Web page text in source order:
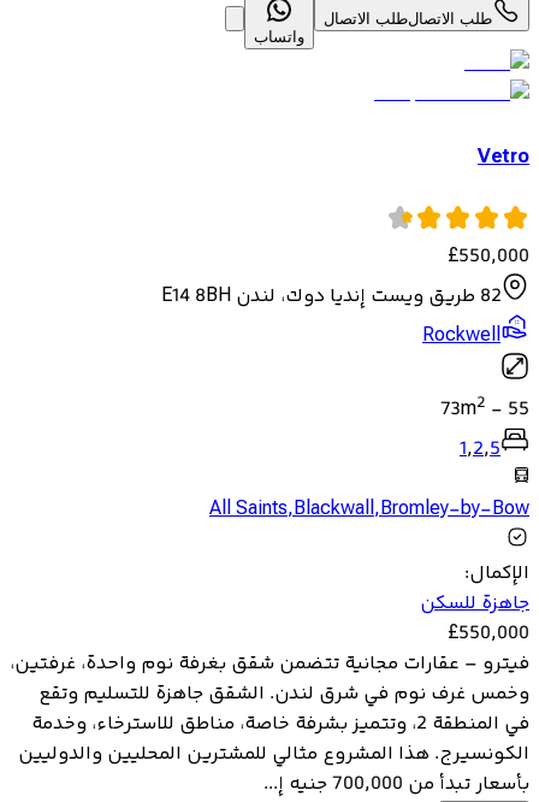
طلب الاتصالطلب الاتصال
واتساب
Vetro
£550,000
82 طريق ويست إنديا دوك، لندن E14 8BH
Rockwell
55
-
73m2
1,2,5
All Saints,Blackwall,Bromley-by-Bow
الإكمال:
جاهزة للسكن
£550,000
فيترو – عقارات مجانية تتضمن شقق بغرفة نوم واحدة، غرفتين،
وخمس غرف نوم في شرق لندن. الشقق جاهزة للتسليم وتقع
في المنطقة 2، وتتميز بشرفة خاصة، مناطق للاسترخاء، وخدمة
الكونسيرج. هذا المشروع مثالي للمشترين المحليين والدوليين
بأسعار تبدأ من 700,000 جنيه إ...